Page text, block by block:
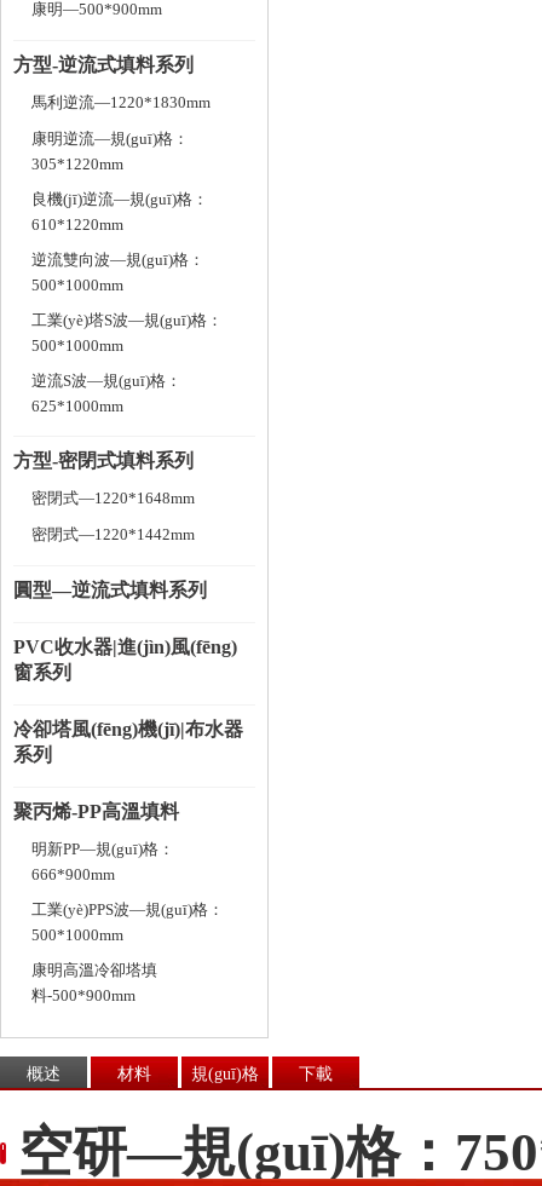
康明—500*900mm
方型-逆流式填料系列
馬利逆流—1220*1830mm
康明逆流—規(guī)格：
305*1220mm
良機(jī)逆流—規(guī)格：
610*1220mm
逆流雙向波—規(guī)格：
500*1000mm
工業(yè)塔S波—規(guī)格：
500*1000mm
逆流S波—規(guī)格：
625*1000mm
方型-密閉式填料系列
密閉式—1220*1648mm
密閉式—1220*1442mm
圓型—逆流式填料系列
PVC收水器|進(jìn)風(fēng)
窗系列
冷卻塔風(fēng)機(jī)|布水器
系列
聚丙烯-PP高溫填料
明新PP—規(guī)格：
666*900mm
工業(yè)PPS波—規(guī)格：
500*1000mm
康明高溫冷卻塔填
料-500*900mm
概述 材料 規(guī)格 下載
空研—規(guī)格：